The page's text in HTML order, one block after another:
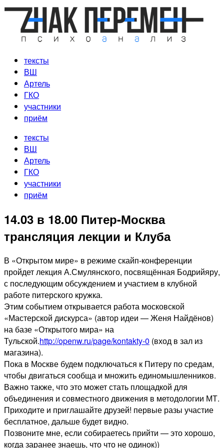
Перейти
содержимому
тексты
ВШ
Артель
ГКО
участники
приём
тексты
ВШ
Артель
ГКО
участники
приём
14.03 в 18.00 Питер-Москва
трансляция лекции и Клуба
В «Открытом мире» в режиме скайп-конференции
пройдет лекция А.Смулянского, посвящённая Бодрийяру,
с последующим обсуждением и участием в клубной
работе питерского кружка.
Этим событием открывается работа московской
«Мастерской дискурса» (автор идеи — Женя Найдёнов)
на базе «Открытого мира» на
Тульской.http://openw.ru/page/kontakty-0 (вход в зал из
магазина).
Пока в Москве будем подключаться к Питеру по средам,
чтобы двигаться сообща и множить единомышленников.
Важно также, что это может стать площадкой для
объединения и совместного движения в методологии МТ.
Приходите и приглашайте друзей! первые разы участие
бесплатное, дальше будет видно.
Позвоните мне, если собираетесь прийти — это хорошо,
когда заранее знаешь, что что не одинок))